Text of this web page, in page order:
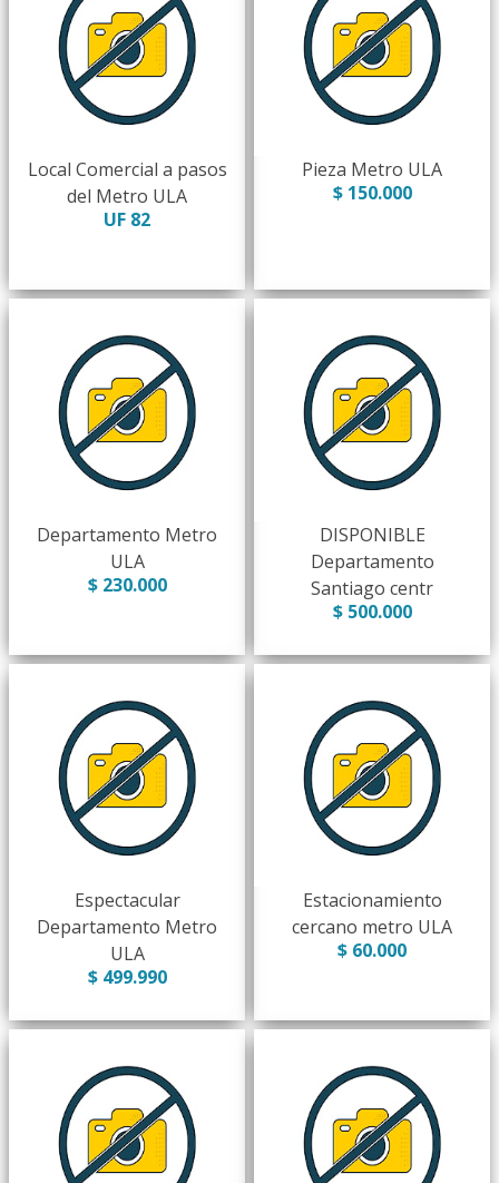
Local Comercial a pasos
del Metro ULA
UF 82
Pieza Metro ULA
$ 150.000
Departamento Metro
ULA
$ 230.000
DISPONIBLE
Departamento
Santiago centr
$ 500.000
Espectacular
Departamento Metro
ULA
$ 499.990
Estacionamiento
cercano metro ULA
$ 60.000